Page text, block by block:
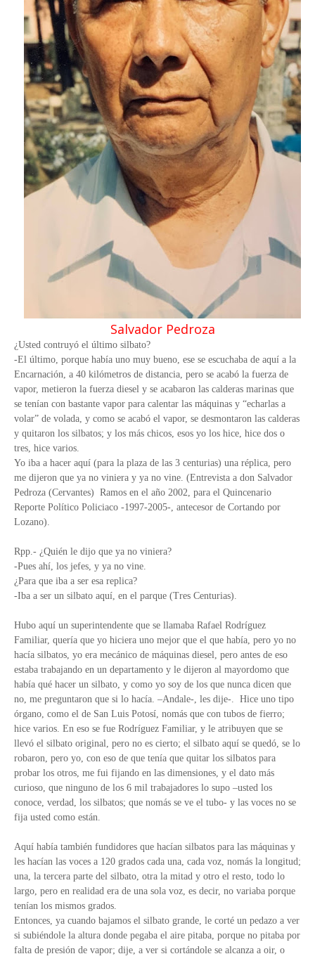
Salvador Pedroza
¿Usted contruyó el último silbato?
-El último, porque había uno muy bueno, ese se escuchaba de aquí a la
Encarnación, a 40 kilómetros de distancia, pero se acabó la fuerza de
vapor, metieron la fuerza diesel y se acabaron las calderas marinas que
se tenían con bastante vapor para calentar las máquinas y “echarlas a
volar” de volada, y como se acabó el vapor, se desmontaron las calderas
y quitaron los silbatos; y los más chicos, esos yo los hice, hice dos o
tres, hice varios.
Yo iba a hacer aquí (para la plaza de las 3 centurias) una réplica, pero
me dijeron que ya no viniera y ya no vine. (Entrevista a don Salvador
Pedroza (Cervantes) Ramos en el año 2002, para el Quincenario
Reporte Político Policiaco -1997-2005-, antecesor de Cortando por
Lozano).
Rpp.- ¿Quién le dijo que ya no viniera?
-Pues ahí, los jefes, y ya no vine.
¿Para que iba a ser esa replica?
-Iba a ser un silbato aquí, en el parque (Tres Centurias).
Hubo aquí un superintendente que se llamaba Rafael Rodríguez
Familiar, quería que yo hiciera uno mejor que el que había, pero yo no
hacía silbatos, yo era mecánico de máquinas diesel, pero antes de eso
estaba trabajando en un departamento y le dijeron al mayordomo que
había qué hacer un silbato, y como yo soy de los que nunca dicen que
no, me preguntaron que si lo hacía. –Andale-, les dije-. Hice uno tipo
órgano, como el de San Luis Potosí, nomás que con tubos de fierro;
hice varios. En eso se fue Rodríguez Familiar, y le atribuyen que se
llevó el silbato original, pero no es cierto; el silbato aquí se quedó, se lo
robaron, pero yo, con eso de que tenía que quitar los silbatos para
probar los otros, me fui fijando en las dimensiones, y el dato más
curioso, que ninguno de los 6 mil trabajadores lo supo –usted los
conoce, verdad, los silbatos; que nomás se ve el tubo- y las voces no se
fija usted como están.
Aquí había también fundidores que hacían silbatos para las máquinas y
les hacían las voces a 120 grados cada una, cada voz, nomás la longitud;
una, la tercera parte del silbato, otra la mitad y otro el resto, todo lo
largo, pero en realidad era de una sola voz, es decir, no variaba porque
tenían los mismos grados.
Entonces, ya cuando bajamos el silbato grande, le corté un pedazo a ver
si subiéndole la altura donde pegaba el aire pitaba, porque no pitaba por
falta de presión de vapor; dije, a ver si cortándole se alcanza a oir, o